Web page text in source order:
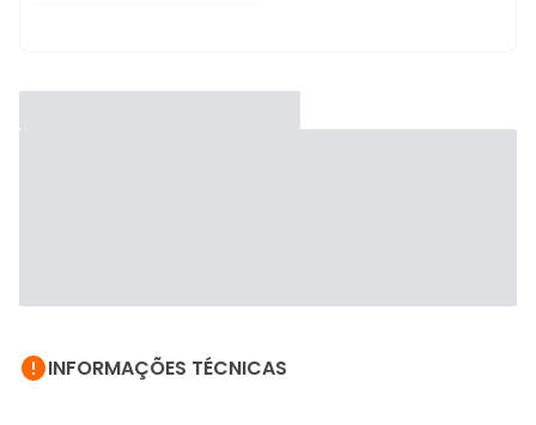
INFORMAÇÕES TÉCNICAS